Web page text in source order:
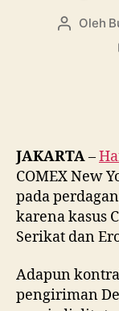
Penulis
Oleh
JAKARTA–
COMEX New
pada
karena kasus
Serikat dan
Adapun
pengiriman